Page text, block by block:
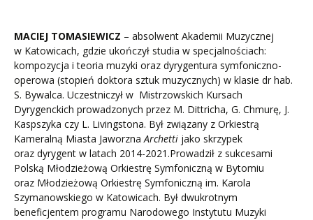
MACIEJ TOMASIEWICZ – absolwent Akademii Muzycznej
w Katowicach, gdzie ukończył studia w specjalnościach:
kompozycja i teoria muzyki oraz dyrygentura symfoniczno-
operowa (stopień doktora sztuk muzycznych) w klasie dr hab.
S. Bywalca. Uczestniczył w Mistrzowskich Kursach
Dyrygenckich prowadzonych przez M. Dittricha, G. Chmurę, J.
Kaspszyka czy L. Livingstona. Był związany z Orkiestrą
Kameralną Miasta JaworznaArchetti jako skrzypek
oraz dyrygent w latach 2014-2021.Prowadził z sukcesami
Polską Młodzieżową Orkiestrę Symfoniczną w Bytomiu
oraz Młodzieżową Orkiestrę Symfoniczną im. Karola
Szymanowskiego w Katowicach. Był dwukrotnym
beneficjentem programu Narodowego Instytutu Muzyki